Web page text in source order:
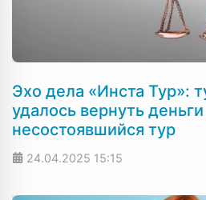
Эхо дела «Инста Тур»:
удалось вернуть деньги
несостоявшийся тур
24.04.2025 15:15